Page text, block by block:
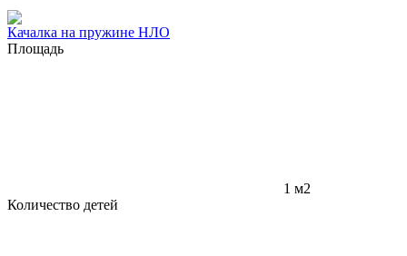
Качалка на пружине НЛО
Площадь
1 м2
Количество детей